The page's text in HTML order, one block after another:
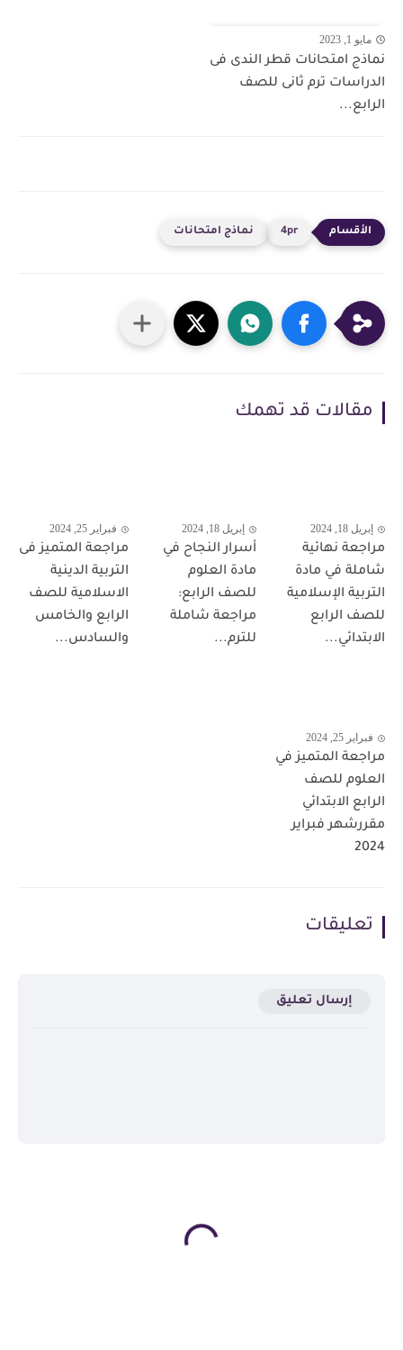
مايو 1, 2023
نماذج امتحانات قطر الندى فى
الدراسات ترم ثانى للصف
الرابع...
4pr نماذج امتحانات
مقالات قد تهمك
إبريل 18, 2024
مراجعة نهائية
شاملة في مادة
التربية الإسلامية
للصف الرابع
الابتدائي...
إبريل 18, 2024
أسرار النجاح في
مادة العلوم
للصف الرابع:
مراجعة شاملة
للترم...
فبراير 25, 2024
مراجعة المتميز فى
التربية الدينية
الاسلامية للصف
الرابع والخامس
والسادس...
فبراير 25, 2024
مراجعة المتميز في
العلوم للصف
الرابع الابتدائي
مقررشهر فبراير
2024
تعليقات
إرسال تعليق